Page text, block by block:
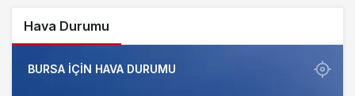
Hava Durumu
BURSA IÇIN HAVA DURUMU